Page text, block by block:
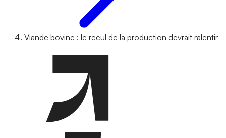
Viande bovine : le recul de la production devrait ralentir